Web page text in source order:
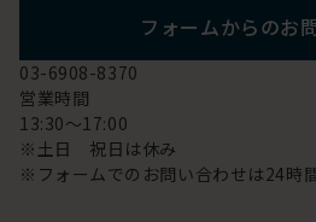
フォームからのお
03-6908-8370
営業時間
13:30～17:00
※土日 祝日は休み
※フォームでのお問い合わせは24時